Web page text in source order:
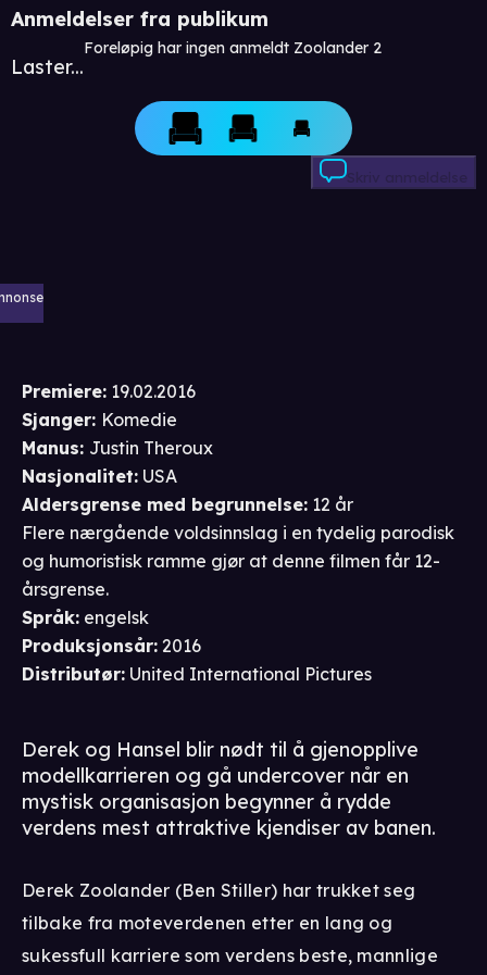
Anmeldelser fra publikum
Laster...
Foreløpig har ingen anmeldt Zoolander 2
Skriv anmeldelse
Premiere: 19.02.2016
Sjanger: Komedie
Manus: Justin Theroux
Nasjonalitet: USA
Aldersgrense med begrunnelse: 12 år
Flere nærgående voldsinnslag i en tydelig parodisk
og humoristisk ramme gjør at denne filmen får 12-
årsgrense.
Språk: engelsk
Produksjonsår: 2016
Distributør: United International Pictures
Derek og Hansel blir nødt til å gjenopplive
modellkarrieren og gå undercover når en
mystisk organisasjon begynner å rydde
verdens mest attraktive kjendiser av banen.
Derek Zoolander (Ben Stiller) har trukket seg
tilbake fra moteverdenen etter en lang og
sukessfull karriere som verdens beste, mannlige